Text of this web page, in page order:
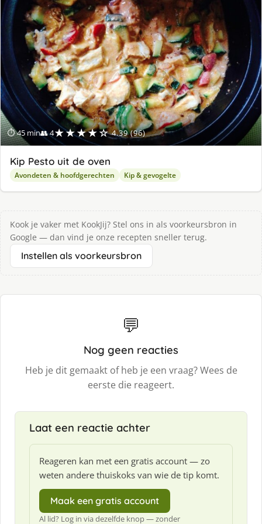
⏱ 45 min👥 4★★★★☆ 4.39 (96)
Kip Pesto uit de oven
Avondeten & hoofdgerechten Kip & gevogelte
Kook je vaker met KookJij? Stel ons in als voorkeursbron in
Google — dan vind je onze recepten sneller terug.
Instellen als voorkeursbron
💬
Nog geen reacties
Heb je dit gemaakt of heb je een vraag? Wees de
eerste die reageert.
Laat een reactie achter
Reageren kan met een gratis account — zo
weten andere thuiskoks van wie de tip komt.
Maak een gratis account
Al lid? Log in via dezelfde knop — zonder